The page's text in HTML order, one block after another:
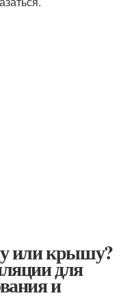
или крышу?
для
и